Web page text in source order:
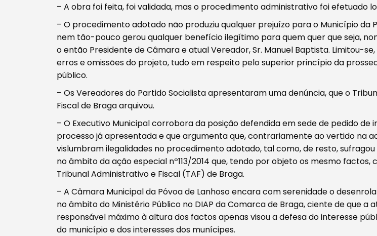
Tipo de conteúdo
Filtros
– A obra foi feita, foi validada, mas o procedimento administrativo foi efetuado
– O procedimento adotado não produziu qualquer prejuízo para o Município da
nem tão-pouco gerou qualquer benefício ilegítimo para quem quer que seja,
o então Presidente de Câmara e atual Vereador, Sr. Manuel Baptista. Limitou-
erros e omissões do projeto, tudo em respeito pelo superior princípio da
público.
– Os Vereadores do Partido Socialista apresentaram uma denúncia, que o
Fiscal de Braga arquivou.
– O Executivo Municipal corrobora da posição defendida em sede de pedido de
processo já apresentada e que argumenta que, contrariamente ao vertido na
vislumbram ilegalidades no procedimento adotado, tal como, de resto, sufragou
no âmbito da ação especial nº113/2014 que, tendo por objeto os mesmo
Tribunal Administrativo e Fiscal (TAF) de Braga.
– A Câmara Municipal da Póvoa de Lanhoso encara com serenidade o
no âmbito do Ministério Público no DIAP da Comarca de Braga, ciente de que a
responsável máximo à altura dos factos apenas visou a defesa do interesse
do município e dos interesses dos munícipes.